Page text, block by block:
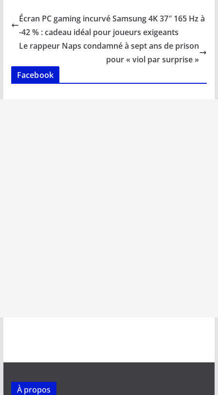
b
o
o
k
l s
A
p
e
dI
n
y
Li
n
k
g
er
Écran PC gaming incurvé Samsung 4K 37″ 165 Hz à
-42 % : cadeau idéal pour joueurs exigeants
Le rappeur Naps condamné à sept ans de prison
pour « viol par surprise »
Facebook
À propos